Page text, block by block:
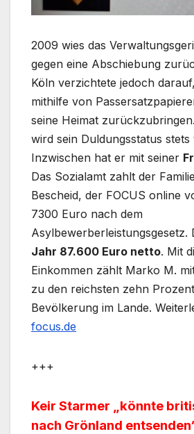
2009 wies das
gegen eine Abschiebung
Köln verzichtete jedoch
mithilfe von
seine Heimat
wird sein Duldungsstatus stets
Inzwischen hat er mit seiner
Das Sozialamt zahlt der
Bescheid, der FOCUS online
7300 Euro nach dem
Asylbewerberleistungsgesetz.
Jahr 87.600 Euro netto. Mit
Einkommen zählt Marko M.
zu den reichsten zehn
Bevölkerung im Lande.
focus.de
+++
Keir Starmer „könnte
nach Grönland